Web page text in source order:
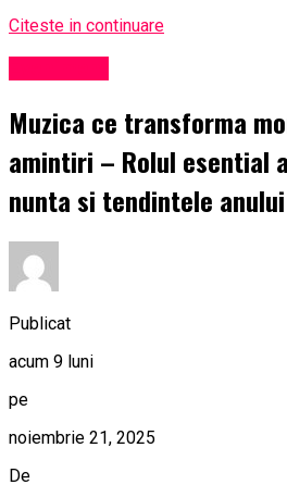
Citeste in continuare
Muzica ce transforma
amintiri – Rolul esential
nunta si tendintele
Publicat
acum 9 luni
pe
noiembrie 21, 2025
De